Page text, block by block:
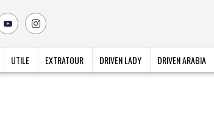
UTILE EXTRATOUR DRIVEN LADY DRIVEN ARABIA